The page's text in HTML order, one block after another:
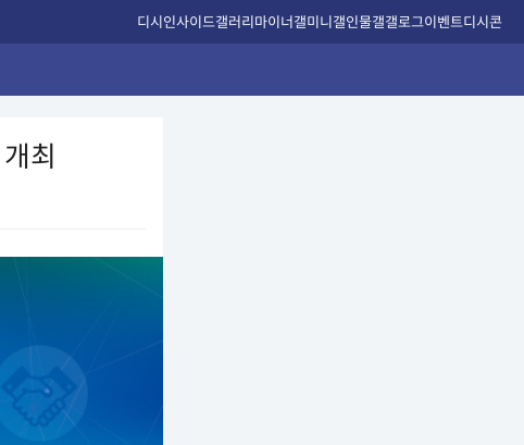
디시인사이드갤러리마이너갤미니갤인물갤갤로그이벤트디시콘
최